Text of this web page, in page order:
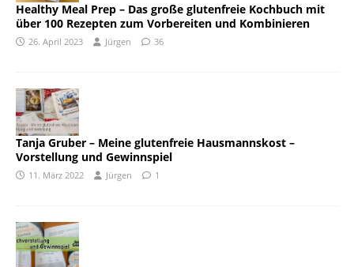
Healthy Meal Prep – Das große glutenfreie Kochbuch mit
über 100 Rezepten zum Vorbereiten und Kombinieren
26. April 2023 Jürgen 36
Tanja Gruber – Meine glutenfreie Hausmannskost –
Vorstellung und Gewinnspiel
11. März 2022 Jürgen 1